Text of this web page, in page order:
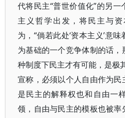
代将民主“普世价值化”的另
主义哲学出发，将民主与
为，“倘若此处‘资本主义’意
为基础的一个竞争体制的话
种制度下民主才有可能，是极
宣称，必须以个人自由作为
是民主的解释权也和自由一
领，自由与民主的模板也被